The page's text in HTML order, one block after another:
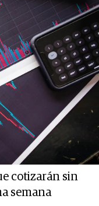
cotizarán sin
semana